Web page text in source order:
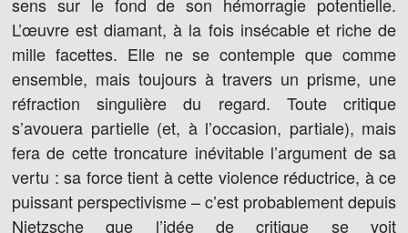
L’œuvre est diamant, à la fois insécable et riche de
mille facettes. Elle ne se contemple que comme
ensemble, mais toujours à travers un prisme, une
réfraction singulière du regard. Toute critique
s’avouera partielle (et, à l’occasion, partiale), mais
fera de cette troncature inévitable l’argument de sa
vertu : sa force tient à cette violence réductrice, à ce
puissant perspectivisme – c’est probablement depuis
Nietzsche que l’idée de critique se voit